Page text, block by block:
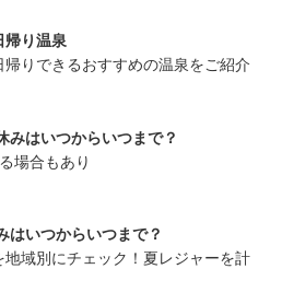
帰り温泉
りできるおすすめの温泉をご紹介
みはいつからいつまで？
場合もあり
はいつからいつまで？
域別にチェック！夏レジャーを計